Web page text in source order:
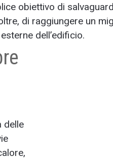
obiettivo di
di raggiungere un
dell’edificio.
delle